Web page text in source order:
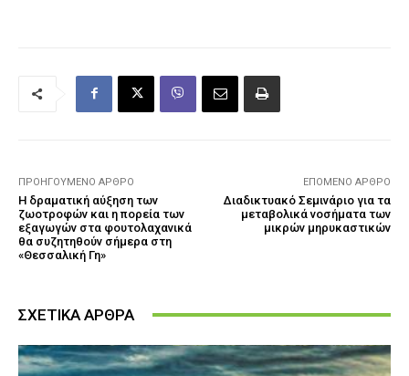
ΠΡΟΗΓΟΎΜΕΝΟ ΆΡΘΡΟ
Η δραματική αύξηση των
ζωοτροφών και η πορεία των
εξαγωγών στα φουτολαχανικά
θα συζητηθούν σήμερα στη
«Θεσσαλική Γη»
ΕΠΌΜΕΝΟ ΆΡΘΡΟ
Διαδικτυακό Σεμινάριο για τα
μεταβολικά νοσήματα των
μικρών μηρυκαστικών
ΣΧΕΤΙΚΑ ΑΡΘΡΑ